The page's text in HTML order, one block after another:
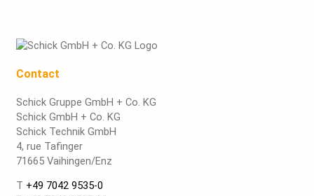
Contact
Schick Gruppe GmbH + Co. KG
Schick GmbH + Co. KG
Schick Technik GmbH
4, rue Tafinger
71665 Vaihingen/Enz
T +49 7042 9535-0